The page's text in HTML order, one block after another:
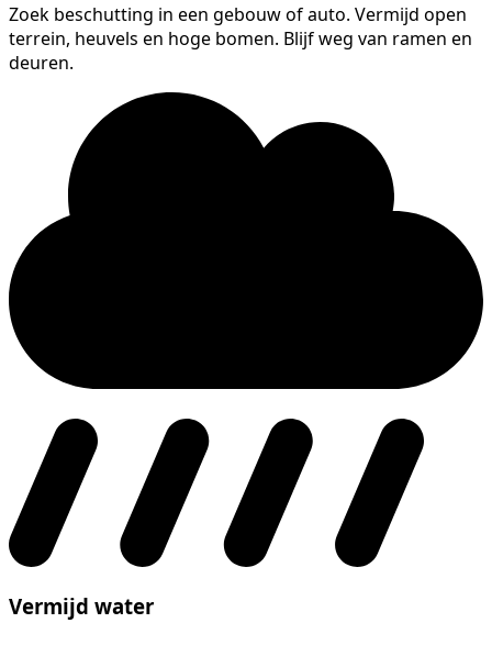
Zoek beschutting in een gebouw of auto. Vermijd open
terrein, heuvels en hoge bomen. Blijf weg van ramen en
deuren.
Vermijd water